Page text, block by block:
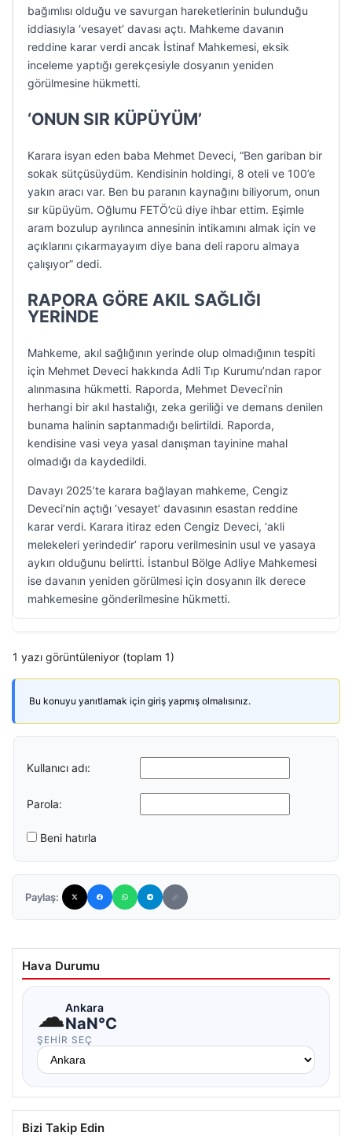
bağımlısı olduğu ve savurgan hareketlerinin bulunduğu
iddiasıyla ‘vesayet’ davası açtı. Mahkeme davanın
reddine karar verdi ancak İstinaf Mahkemesi, eksik
inceleme yaptığı gerekçesiyle dosyanın yeniden
görülmesine hükmetti.
‘ONUN SIR KÜPÜYÜM’
Karara isyan eden baba Mehmet Deveci, “Ben gariban bir
sokak sütçüsüydüm. Kendisinin holdingi, 8 oteli ve 100’e
yakın aracı var. Ben bu paranın kaynağını biliyorum, onun
sır küpüyüm. Oğlumu FETÖ’cü diye ihbar ettim. Eşimle
aram bozulup ayrılınca annesinin intikamını almak için ve
açıklarını çıkarmayayım diye bana deli raporu almaya
çalışıyor” dedi.
RAPORA GÖRE AKIL SAĞLIĞI
YERİNDE
Mahkeme, akıl sağlığının yerinde olup olmadığının tespiti
için Mehmet Deveci hakkında Adli Tıp Kurumu’ndan rapor
alınmasına hükmetti. Raporda, Mehmet Deveci’nin
herhangi bir akıl hastalığı, zeka geriliği ve demans denilen
bunama halinin saptanmadığı belirtildi. Raporda,
kendisine vasi veya yasal danışman tayinine mahal
olmadığı da kaydedildi.
Davayı 2025’te karara bağlayan mahkeme, Cengiz
Deveci’nin açtığı ‘vesayet’ davasının esastan reddine
karar verdi. Karara itiraz eden Cengiz Deveci, ‘akli
melekeleri yerindedir’ raporu verilmesinin usul ve yasaya
aykırı olduğunu belirtti. İstanbul Bölge Adliye Mahkemesi
ise davanın yeniden görülmesi için dosyanın ilk derece
mahkemesine gönderilmesine hükmetti.
1 yazı görüntüleniyor (toplam 1)
Bu konuyu yanıtlamak için giriş yapmış olmalısınız.
Kullanıcı adı:
Parola:
Beni hatırla
Paylaş:
Hava Durumu
☁Ankara
NaN°C
ŞEHIR SEÇ
Bizi Takip Edin